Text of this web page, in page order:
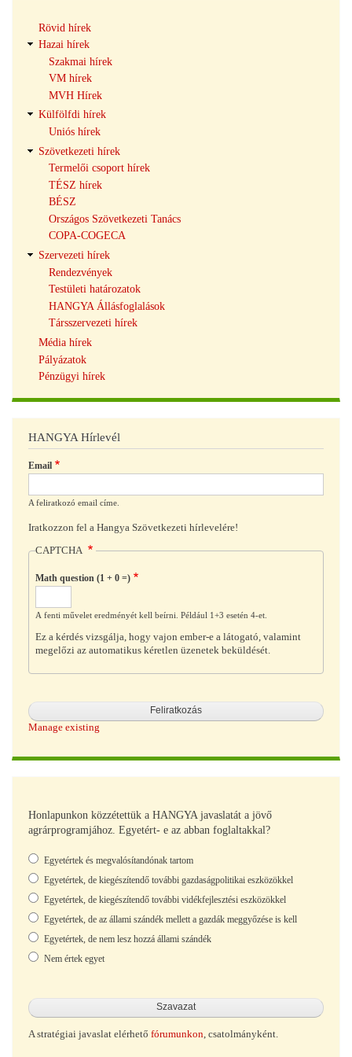
navigáció
Rövid hírek
Hazai hírek
Szakmai hírek
VM hírek
MVH Hírek
Külfölfdi hírek
Uniós hírek
Szövetkezeti hírek
Termelői csoport hírek
TÉSZ hírek
BÉSZ
Országos Szövetkezeti Tanács
COPA-COGECA
Szervezeti hírek
Rendezvények
Testületi határozatok
HANGYA Állásfoglalások
Társszervezeti hírek
Média hírek
Pályázatok
Pénzügyi hírek
HANGYA Hírlevél
Email
A feliratkozó email címe.
Iratkozzon fel a Hangya Szövetkezeti hírlevelére!
CAPTCHA
Math question (1 + 0 =)
A fenti művelet eredményét kell beírni. Például 1+3 esetén 4-et.
Ez a kérdés vizsgálja, hogy vajon ember-e a látogató, valamint
megelőzi az automatikus kéretlen üzenetek beküldését.
Manage existing
Honlapunkon közzétettük a HANGYA javaslatát a jövő
agrárprogramjához. Egyetért- e az abban foglaltakkal?
Választások
Egyetértek és megvalósítandónak tartom
Egyetértek, de kiegészítendő további gazdaságpolitikai eszközökkel
Egyetértek, de kiegészítendő további vidékfejlesztési eszközökkel
Egyetértek, de az állami szándék mellett a gazdák meggyőzése is kell
Egyetértek, de nem lesz hozzá állami szándék
Nem értek egyet
A stratégiai javaslat elérhető fórumunkon , csatolmányként.